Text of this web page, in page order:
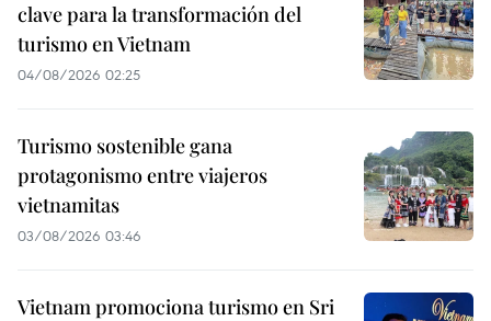
clave para la transformación del
turismo en Vietnam
04/08/2026 02:25
Turismo sostenible gana
protagonismo entre viajeros
vietnamitas
03/08/2026 03:46
Vietnam promociona turismo en Sri